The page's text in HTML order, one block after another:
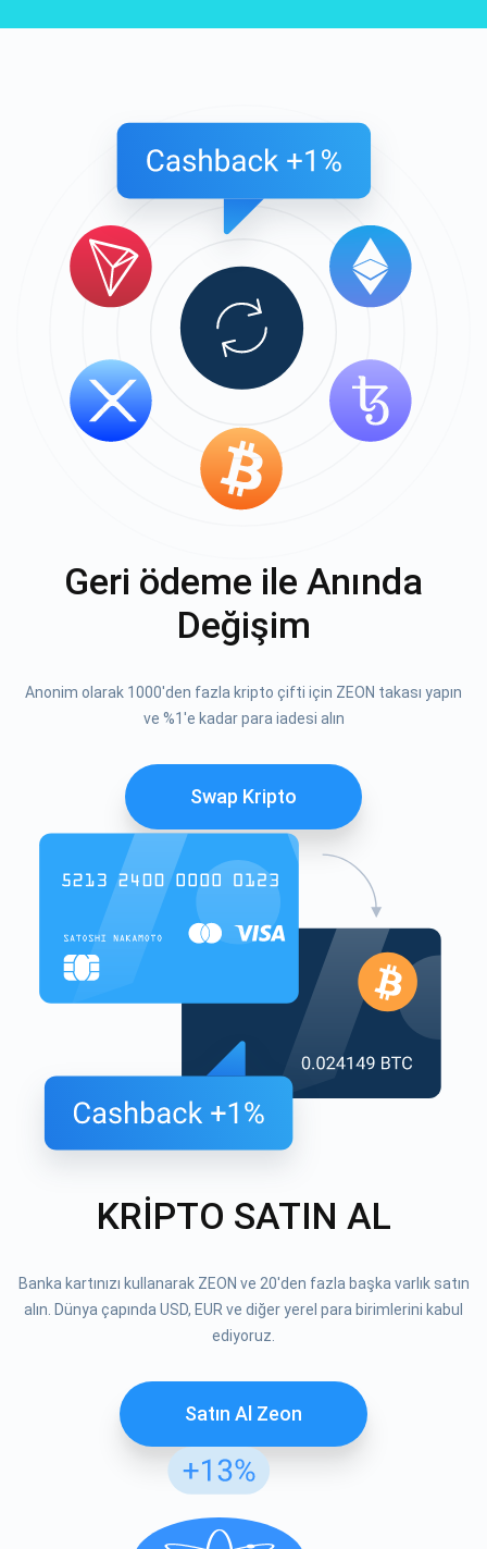
Geri ödeme ile Anında
Değişim
Anonim olarak 1000'den fazla kripto çifti için ZEON takası yapın
ve %1'e kadar para iadesi alın
Swap Kripto
KRİPTO SATIN AL
Banka kartınızı kullanarak ZEON ve 20'den fazla başka varlık satın
alın. Dünya çapında USD, EUR ve diğer yerel para birimlerini kabul
ediyoruz.
Satın Al Zeon